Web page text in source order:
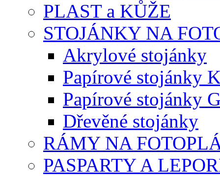
PLAST a KŮŽE
STOJÁNKY NA
Akrylové stojánky
Papírové stojánky
Papírové stojánky
Dřevěné stojánky
RÁMY NA
PASPARTY A